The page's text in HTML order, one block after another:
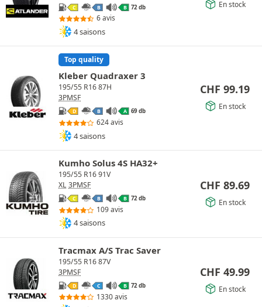
C B B 72 db
6 avis
4 saisons
En stock
Top quality
Kleber Quadraxer 3
195/55 R16 87H
3PMSF
D B A 69 db
624 avis
4 saisons
CHF 99.19
En stock
Kumho Solus 4S HA32+
195/55 R16 91V
XL 3PMSF
C B B 72 db
109 avis
4 saisons
CHF 89.69
En stock
Tracmax A/S Trac Saver
195/55 R16 87V
3PMSF
D C B 72 db
1330 avis
CHF 49.99
En stock